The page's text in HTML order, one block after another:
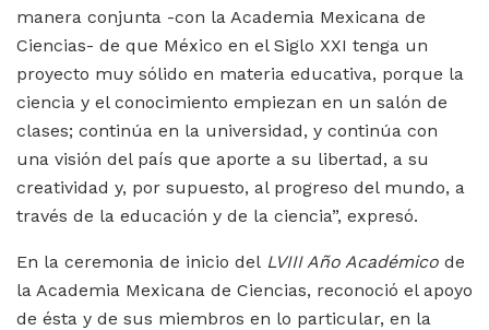
manera conjunta -con la Academia Mexicana de
Ciencias- de que México en el Siglo XXI tenga un
proyecto muy sólido en materia educativa, porque la
ciencia y el conocimiento empiezan en un salón de
clases; continúa en la universidad, y continúa con
una visión del país que aporte a su libertad, a su
creatividad y, por supuesto, al progreso del mundo, a
través de la educación y de la ciencia”, expresó.
En la ceremonia de inicio del LVIII Año Académico de
la Academia Mexicana de Ciencias, reconoció el apoyo
de ésta y de sus miembros en lo particular, en la